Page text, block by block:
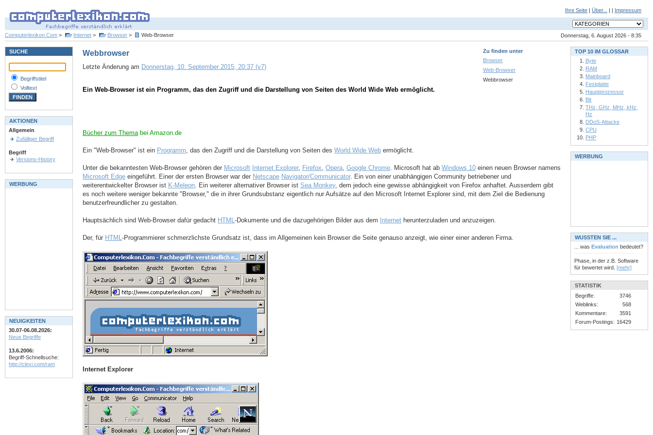
Ihre Seite | Über... | | Impressum
Donnerstag, 6. August 2026 - 8:35
Computerlexikon.Com > Internet > Browser > Web-Browser
Zu finden unter
Browser
Web-Browser
Webbrowser
Webbrowser
Letzte Änderung am Donnerstag, 10. September 2015, 20:37 (v7)
Ein Web-Browser ist ein Programm, das den Zugriff und die Darstellung von Seiten des World Wide Web ermöglicht.
Bücher zum Themabei Amazon.de
Ein "Web-Browser" ist ein Programm, das den Zugriff und die Darstellung von Seiten des World Wide Web ermöglicht.
Unter die bekanntesten Web-Browser gehören der Microsoft Internet Explorer, Firefox, Opera, Google Chrome. Microsoft hat ab Windows 10 einen neuen Browser namens
Microsoft Edge eingeführt. Einer der ersten Browser war der Netscape Navigator/Communicator. Ein von einer unabhängigen Community betriebener und
weiterentwickelter Browser ist K-Meleon. Ein weiterer alternativer Browser ist Sea Monkey, dem jedoch eine gewisse abhängigkeit von Firefox anhaftet. Ausserdem gibt
es noch weitere weniger bekannte "Browser," die in ihrer Grundsubstanz eigentlich nur Aufsätze auf den Microsoft Internet Explorer sind, mit dem Ziel die Bedienung
benutzerfreundlicher zu gestalten.
Hauptsächlich sind Web-Browser dafür gedacht HTML-Dokumente und die dazugehörigen Bilder aus dem Internet herunterzuladen und anzuzeigen.
Der, für HTML-Programmierer schmerzlichste Grundsatz ist, dass im Allgemeinen kein Browser die Seite genauso anzeigt, wie einer einer anderen Firma.
Internet Explorer
SUCHE
Begriffstitel
Volltext
AKTIONEN
Allgemein
Zufälliger Begriff
Begriff
Versions-History
WERBUNG
NEUIGKEITEN
30.07-06.08.2026:
Neue Begriffe
13.6.2006:
Begriff-Schnellsuche:
http://clexi.com/ram
TOP 10 IM GLOSSAR
Byte
RAM
Mainboard
Festplatte
Hauptprozessor
Bit
THz, GHz, MHz, kHz,
Hz
DDoS-Attacke
CPU
PHP
WERBUNG
WUSSTEN SIE ...
... was Evaluation bedeutet?
Phase, in der z.B. Software
für bewertet wird. [mehr]
STATISTIK
Begriffe:
3746
Weblinks:
568
Kommentare:
3591
Forum-Postings: 16429